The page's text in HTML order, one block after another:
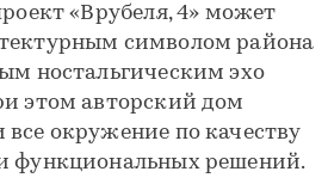
«Врубеля, 4» может
символом района
ностальгическим эхо
этом авторский дом
окружение по качеству
функциональных решений.